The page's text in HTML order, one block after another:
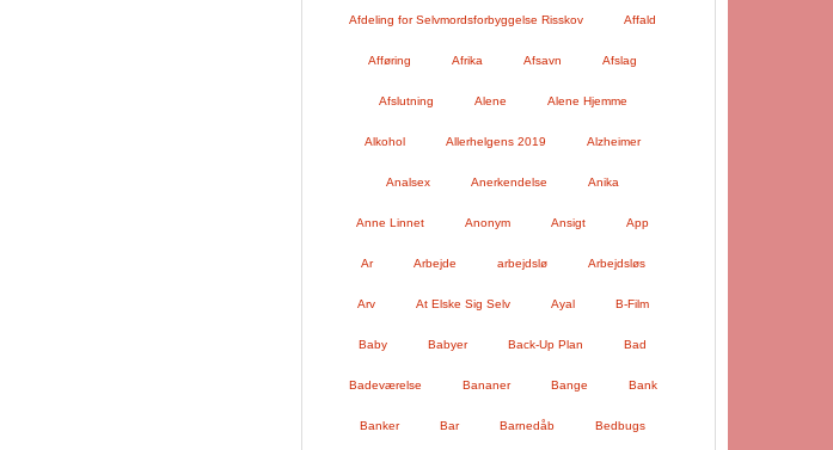
Afdeling for Selvmordsforbyggelse Risskov Affald
Afføring Afrika Afsavn Afslag
Afslutning Alene Alene Hjemme
Alkohol Allerhelgens 2019 Alzheimer
Analsex Anerkendelse Anika
Anne Linnet Anonym Ansigt App
Ar Arbejde arbejdslø Arbejdsløs
Arv At Elske Sig Selv Ayal B-Film
Baby Babyer Back-Up Plan Bad
Badeværelse Bananer Bange Bank
Banker Bar Barnedåb Bedbugs